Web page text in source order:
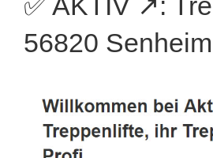
56820